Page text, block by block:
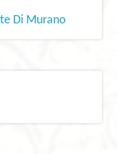
Di Murano